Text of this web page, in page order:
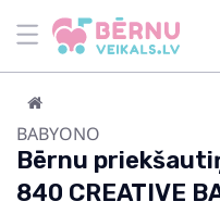
BABYONO
Bērnu
840 CREATIVE